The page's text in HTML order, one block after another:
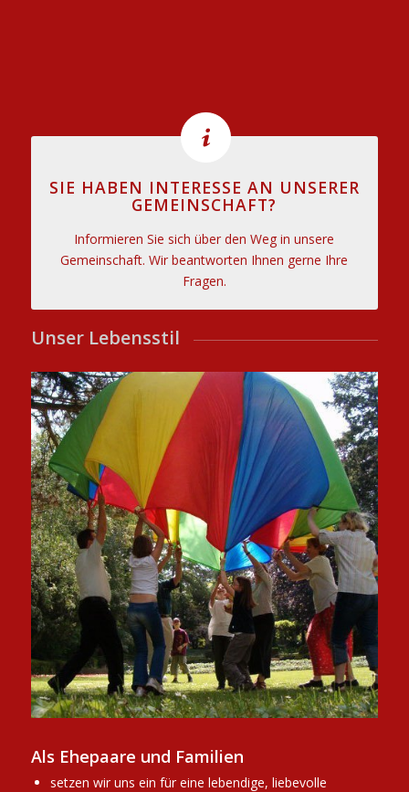
SIE HABEN INTERESSE AN UNSERER
GEMEINSCHAFT?
Informieren Sie sich über den Weg in unsere
Gemeinschaft. Wir beantworten Ihnen gerne Ihre
Fragen.
Unser Lebensstil
Als Ehepaare und Familien
setzen wir uns ein für eine lebendige, liebevolle